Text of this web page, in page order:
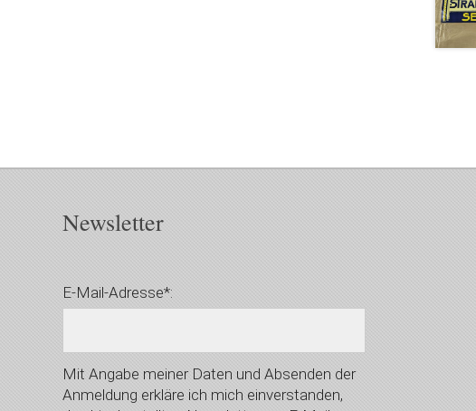
Newsletter
E-Mail-Adresse*:
Mit Angabe meiner Daten und Absenden der
Anmeldung erkläre ich mich einverstanden,